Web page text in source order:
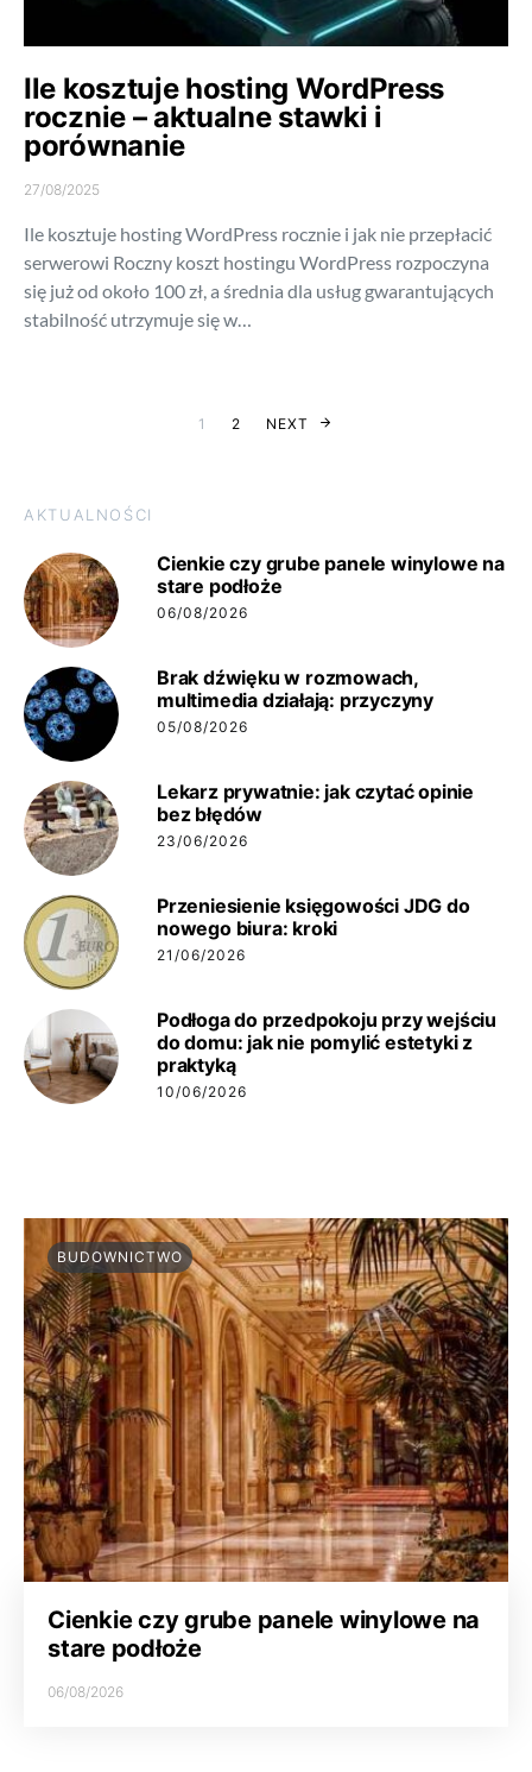
Ile kosztuje hosting WordPress
rocznie – aktualne stawki i
porównanie
27/08/2025
Ile kosztuje hosting WordPress rocznie i jak nie przepłacić
serwerowi Roczny koszt hostingu WordPress rozpoczyna
się już od około 100 zł, a średnia dla usług gwarantujących
stabilność utrzymuje się w…
Stronicowanie
1 2 NEXT
AKTUALNOŚCI
Cienkie czy grube panele winylowe na
stare podłoże
06/08/2026
Brak dźwięku w rozmowach,
multimedia działają: przyczyny
05/08/2026
Lekarz prywatnie: jak czytać opinie
bez błędów
23/06/2026
Przeniesienie księgowości JDG do
nowego biura: kroki
21/06/2026
Podłoga do przedpokoju przy wejściu
do domu: jak nie pomylić estetyki z
praktyką
10/06/2026
BUDOWNICTWO
Cienkie czy grube panele winylowe na
stare podłoże
06/08/2026